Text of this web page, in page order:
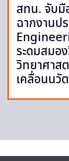
สทน. จับมื
ฉากงานป
ระดมสมอ
วิทยาศาส
เคลื่อนนวั